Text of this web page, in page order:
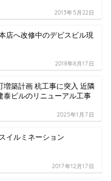
2013年5月22日
店へ改修中のデビスビル現
2018年8月17日
増築計画 杭工事に突入 近隣
泰ビルのリニューアル工事
2025年1月7日
イルミネーション
2017年12月17日